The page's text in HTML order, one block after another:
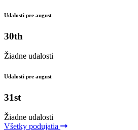
Udalosti pre august
30th
Žiadne udalosti
Udalosti pre august
31st
Žiadne udalosti
Všetky podujatia